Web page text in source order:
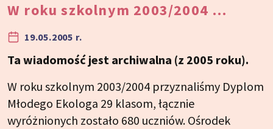
W roku szkolnym 2003/2004 …
19.05.2005 r.
Ta wiadomość jest archiwalna (z 2005 roku).
W roku szkolnym 2003/2004 przyznaliśmy Dyplom
Młodego Ekologa 29 klasom, łącznie
wyróżnionych zostało 680 uczniów. Ośrodek